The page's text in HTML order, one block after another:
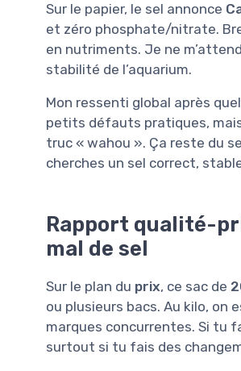
Sur le papier, le sel annonce
et zéro phosphate/nitrate.
en nutriments. Je ne
stabilité de l’aquarium.
Mon ressenti global après
petits défauts pratiques,
truc « wahou ». Ça reste du
cherches un sel correct,
Rapport qualité-
mal de sel
Sur le plan du prix, ce sac de
ou plusieurs bacs. Au kilo, on
marques concurrentes. Si tu
surtout si tu fais des